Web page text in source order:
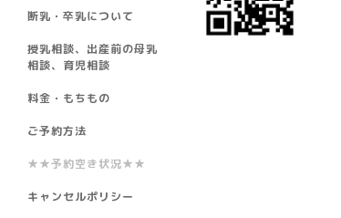
断乳・卒乳について
授乳相談、出産前の母乳
相談、育児相談
料金・もちもの
ご予約方法
★★予約空き状況★★
キャンセルポリシー